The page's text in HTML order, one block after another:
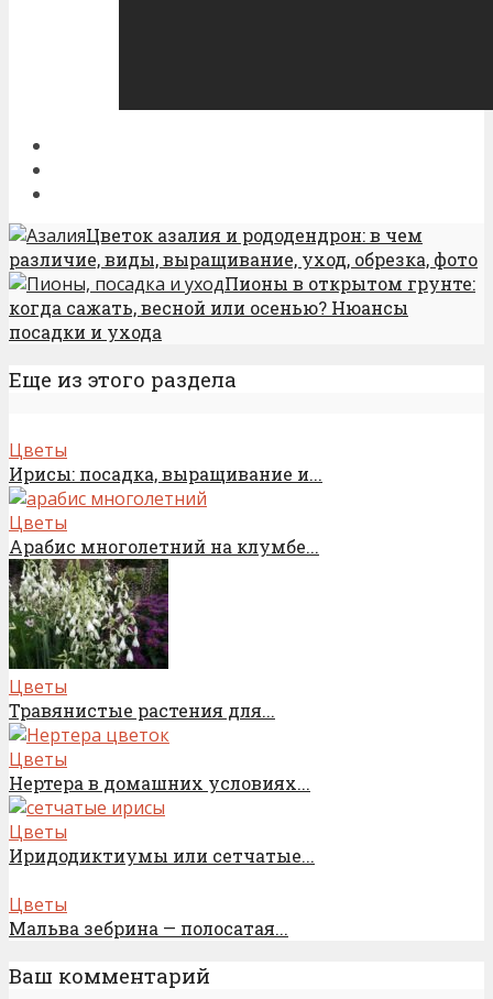
Цветок азалия и рододендрон: в чем
различие, виды, выращивание, уход, обрезка, фото
Пионы в открытом грунте:
когда сажать, весной или осенью? Нюансы
посадки и ухода
Еще из этого раздела
Цветы
Ирисы: посадка, выращивание и...
Цветы
Арабис многолетний на клумбе...
Цветы
Травянистые растения для...
Цветы
Нертера в домашних условиях...
Цветы
Иридодиктиумы или сетчатые...
Цветы
Мальва зебрина — полосатая...
Ваш комментарий